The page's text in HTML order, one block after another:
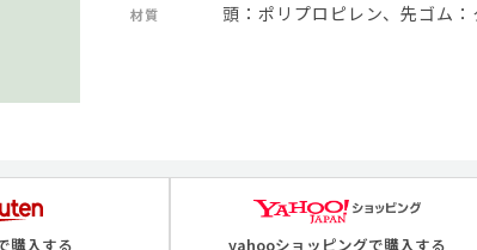
材質 頭：ポリプロピレン、先ゴム
購入する yahooショッピングで購入する